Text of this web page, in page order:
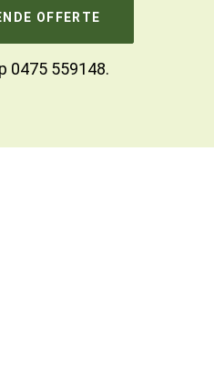
OFFERTE
0475 559148.